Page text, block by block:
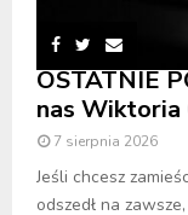
OSTATNIE
nas Wiktoria
7 sierpnia 2026
Jeśli chcesz
odszedł na